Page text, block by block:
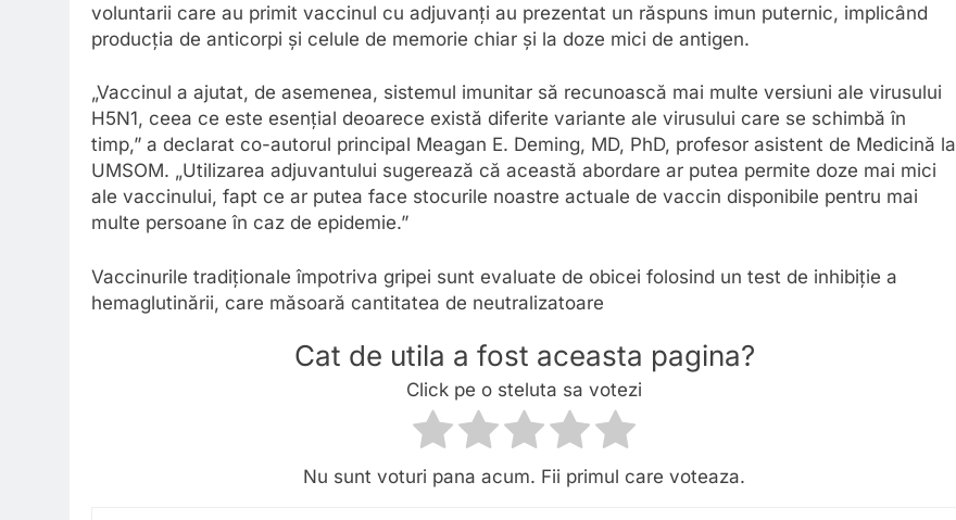
voluntarii care au primit vaccinul cu adjuvanți au prezentat un răspuns imun puternic, implicând
producția de anticorpi și celule de memorie chiar și la doze mici de antigen.
„Vaccinul a ajutat, de asemenea, sistemul imunitar să recunoască mai multe versiuni ale virusului
H5N1, ceea ce este esențial deoarece există diferite variante ale virusului care se schimbă în
timp,” a declarat co-autorul principal Meagan E. Deming, MD, PhD, profesor asistent de Medicină la
UMSOM. „Utilizarea adjuvantului sugerează că această abordare ar putea permite doze mai mici
ale vaccinului, fapt ce ar putea face stocurile noastre actuale de vaccin disponibile pentru mai
multe persoane în caz de epidemie.”
Vaccinurile tradiționale împotriva gripei sunt evaluate de obicei folosind un test de inhibiție a
hemaglutinării, care măsoară cantitatea de neutralizatoare
Cat de utila a fost aceasta pagina?
Click pe o steluta sa votezi
Nu sunt voturi pana acum. Fii primul care voteaza.